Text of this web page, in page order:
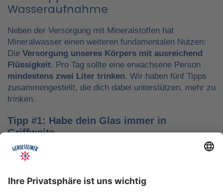
Wasseraufnahme
Neben der Versorgung mit Mineralstoffen hat
Mineralwasser einen weiteren fundamentalen Nutzen:
Die Versorgung unseres Körpers mit ausreichend
Flüssigkeit. Pro Tag sollte eine erwachsene Person
mindestens zwei Liter trinken. Wir haben fünf Tipps
zusammengestellt, die dich dabei unterstützen, mehr zu
trinken.
Tipp #1: Habe dein Glas immer in
Griffweite
Ob bei der Arbeit oder während der Freizeit: Wasser
nicht vergisst. Denke daran, auch unterwegs immer
etwas Wasser dabei zu haben. Kleine PET-Flaschen mit